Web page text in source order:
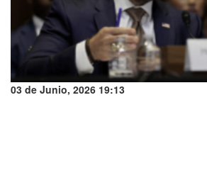
03 de Junio, 2026 19:13